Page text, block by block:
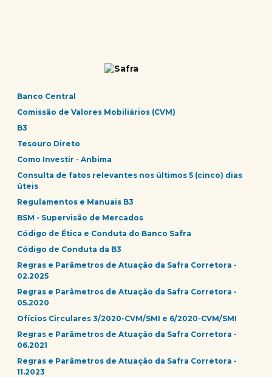
Banco Central
Comissão de Valores Mobiliários (CVM)
B3
Tesouro Direto
Como Investir - Anbima
Consulta de fatos relevantes nos últimos 5 (cinco) dias
úteis
Regulamentos e Manuais B3
BSM - Supervisão de Mercados
Código de Ética e Conduta do Banco Safra
Código de Conduta da B3
Regras e Parâmetros de Atuação da Safra Corretora -
02.2025
Regras e Parâmetros de Atuação da Safra Corretora -
05.2020
Ofícios Circulares 3/2020-CVM/SMI e 6/2020-CVM/SMI
Regras e Parâmetros de Atuação da Safra Corretora -
06.2021
Regras e Parâmetros de Atuação da Safra Corretora -
11.2023